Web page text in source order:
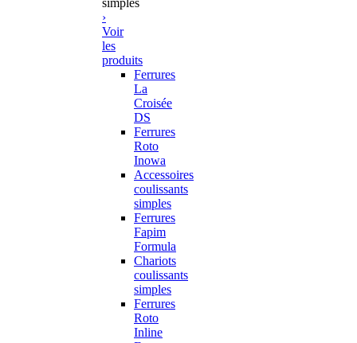
›
Voir
les
produits
Ferrures
La
Croisée
DS
Ferrures
Roto
Inowa
Accessoires
coulissants
simples
Ferrures
Fapim
Formula
Chariots
coulissants
simples
Ferrures
Roto
Inline